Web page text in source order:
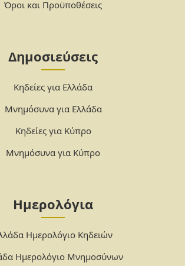
Όροι και Προϋποθέσεις
Δημοσιεύσεις
Κηδείες για Ελλάδα
Μνημόσυνα για Ελλάδα
Κηδείες για Κύπρο
Μνημόσυνα για Κύπρο
Ημερολόγια
Ημερολόγιο Κηδειών
Ημερολόγιο Μνημοσύνων